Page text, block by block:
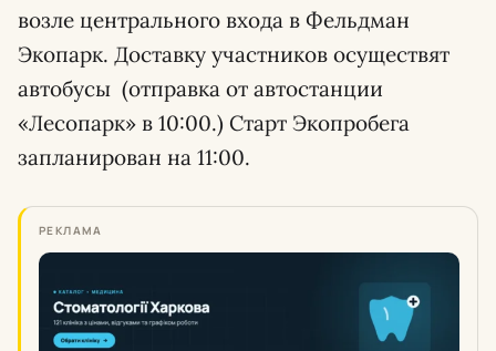
возле центрального входа в Фельдман
Экопарк. Доставку участников осуществят
автобусы (отправка от автостанции
«Лесопарк» в 10:00.) Старт Экопробега
запланирован на 11:00.
РЕКЛАМА